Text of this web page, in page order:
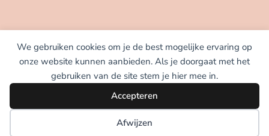
We gebruiken cookies om je de best mogelijke ervaring op
onze website kunnen aanbieden. Als je doorgaat met het
gebruiken van de site stem je hier mee in.
Accepteren
Afwijzen
© 2026 -MENOKRACHT®